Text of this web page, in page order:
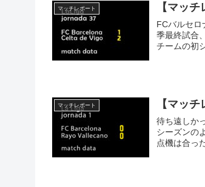
マッチレポート 【マッ
FCバルセロ
季最終試合
チームの初
ちらが活
マッチレポート 【マッ
待ち遠しか
シーズンの
点機は合っ